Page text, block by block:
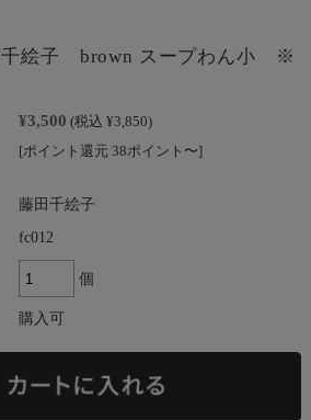
絵子 brown スープわん小 ※
¥3,500 (税込 ¥3,850)
[ポイント還元 38ポイント〜]
藤田千絵子
fc012
個
購入可